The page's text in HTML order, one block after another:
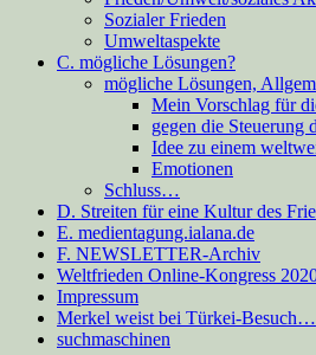
Sozialer Frieden
Umweltaspekte
C. mögliche Lösungen?
mögliche Lösungen,
Mein Vorschlag für
gegen die Steuerung
Idee zu einem
Emotionen
Schluss…
D. Streiten für eine Kultur des
E. medientagung.ialana.de
F. NEWSLETTER-Archiv
Weltfrieden Online-Kongress
Impressum
Merkel weist bei Türkei-Besuch…
suchmaschinen